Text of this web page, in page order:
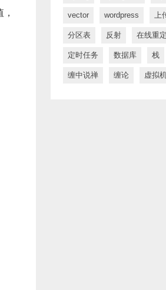
vector wordpress 上
分区表 反射 在线重
定时任务 数据库 栈
缠中说禅 缠论 虚拟